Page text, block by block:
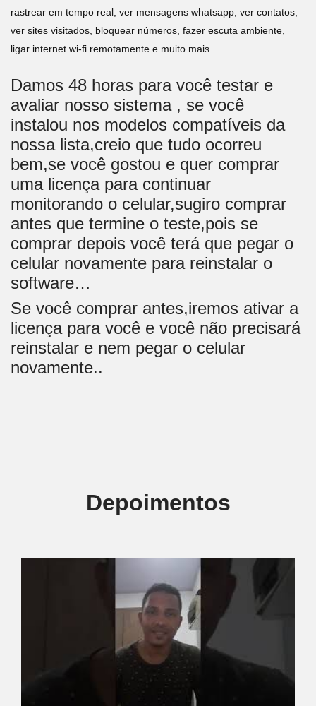
rastrear em tempo real, ver mensagens whatsapp, ver contatos,
ver sites visitados, bloquear números, fazer escuta ambiente,
ligar internet wi-fi remotamente e muito mais…
Damos 48 horas para você testar e
avaliar nosso sistema , se você
instalou nos modelos compatíveis da
nossa lista,creio que tudo ocorreu
bem,se você gostou e quer comprar
uma licença para continuar
monitorando o celular,sugiro comprar
antes que termine o teste,pois se
comprar depois você terá que pegar o
celular novamente para reinstalar o
software…
Se você comprar antes,iremos ativar a
licença para você e você não precisará
reinstalar e nem pegar o celular
novamente..
Depoimentos